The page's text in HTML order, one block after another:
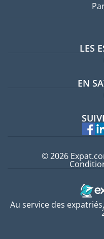
LES
EN
Au service des
© 2026